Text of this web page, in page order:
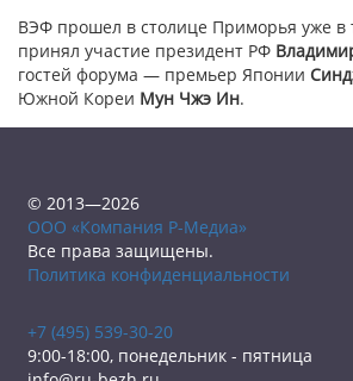
ВЭФ прошел в столице Приморья уже в
принял участие президент РФ
гостей форума — премьер Японии
Южной Кореи Мун Чжэ Ин.
© 2013—2026
ООО «Компания Р-Медиа»
Все права защищены.
Политика конфиденциальности
+7 (495) 539-30-20
9:00-18:00, понедельник - пятница